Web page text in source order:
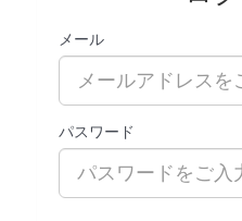
メール
パスワード